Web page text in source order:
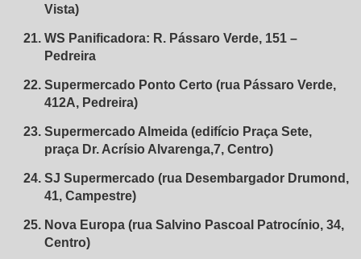
Vista)
WS Panificadora: R. Pássaro Verde, 151 –
Pedreira
Supermercado Ponto Certo (rua Pássaro Verde,
412A, Pedreira)
Supermercado Almeida (edifício Praça Sete,
praça Dr. Acrísio Alvarenga,7, Centro)
SJ Supermercado (rua Desembargador Drumond,
41, Campestre)
Nova Europa (rua Salvino Pascoal Patrocínio, 34,
Centro)